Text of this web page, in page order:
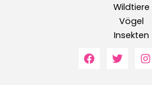
Wildtiere
Vögel
Insekten